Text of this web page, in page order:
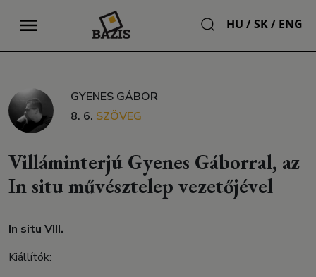
HU /SK/ ENG
GYENES GÁBOR
8. 6. SZÖVEG
Villáminterjú Gyenes Gáborral, az
In situ művésztelep vezetőjével
In situ VIII.
Kiállítók: